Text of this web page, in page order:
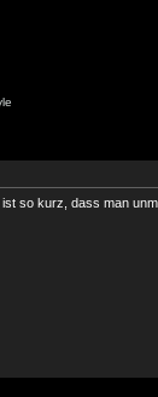
so kurz, dass man